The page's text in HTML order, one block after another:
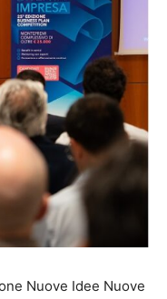
Nuove Idee Nuove